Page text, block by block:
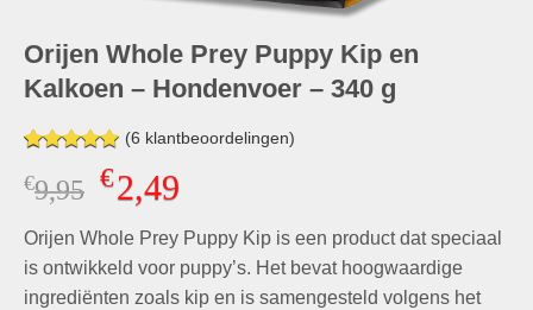
Orijen Whole Prey Puppy Kip en
Kalkoen – Hondenvoer – 340 g
Gewaardeerd
5.00 op 5
gebaseerd
waarderingen
(6 klantbeoordelingen)
€9,95 Oorspronkelijke
prijs
was:
€9,95.
€2,49Huidige
is:
€2,49.
Orijen Whole Prey Puppy Kip is een product dat speciaal
is ontwikkeld voor puppy’s. Het bevat hoogwaardige
ingrediënten zoals kip en is samengesteld volgens het